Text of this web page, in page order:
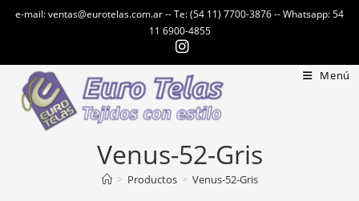
e-mail: ventas@eurotelas.com.ar -- Te: (54 11) 7700-3876 -- Whatsapp: 54
11 6900-4855
Menú
Venus-52-Gris
> Productos > Venus-52-Gris